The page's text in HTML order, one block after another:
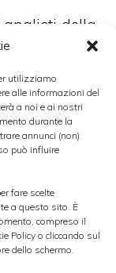
utilizziamo
alle informazioni del
a noi e ai nostri
durante la
annunci (non)
può influire
fare scelte
a questo sito. È
compreso il
Policy o cliccando sul
dello schermo.
della
indicato
utility e
offrono
Per
infatti, si
mercato
è stato
ritiene offra